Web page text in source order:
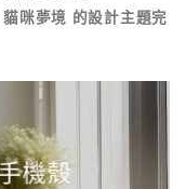
貓咪夢境 的設計主題完
機殼